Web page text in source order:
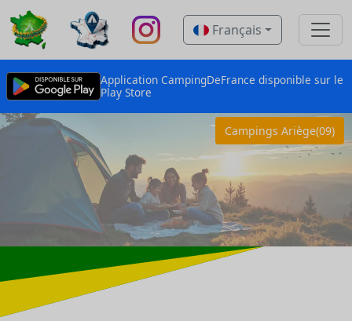
Français
Application CampingDeFrance disponible sur le
Play Store
Campings Ariège(09)